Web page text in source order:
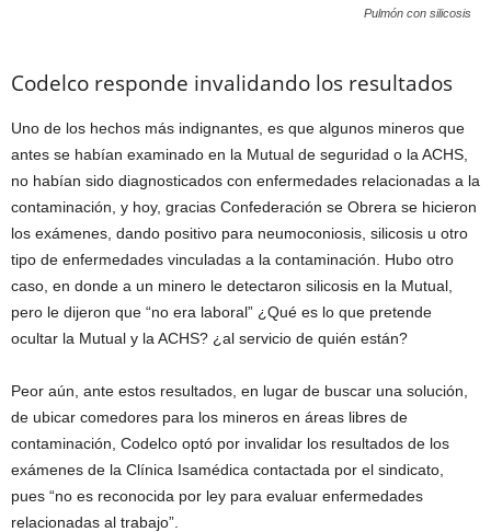
Pulmón con silicosis
Codelco responde invalidando los resultados
Uno de los hechos más indignantes, es que algunos mineros que
antes se habían examinado en la Mutual de seguridad o la ACHS,
no habían sido diagnosticados con enfermedades relacionadas a la
contaminación, y hoy, gracias Confederación se Obrera se hicieron
los exámenes, dando positivo para neumoconiosis, silicosis u otro
tipo de enfermedades vinculadas a la contaminación. Hubo otro
caso, en donde a un minero le detectaron silicosis en la Mutual,
pero le dijeron que “no era laboral” ¿Qué es lo que pretende
ocultar la Mutual y la ACHS? ¿al servicio de quién están?
Peor aún, ante estos resultados, en lugar de buscar una solución,
de ubicar comedores para los mineros en áreas libres de
contaminación, Codelco optó por invalidar los resultados de los
exámenes de la Clínica Isamédica contactada por el sindicato,
pues “no es reconocida por ley para evaluar enfermedades
relacionadas al trabajo”.